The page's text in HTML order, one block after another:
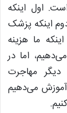
اول اینکه
دوم اینکه پزشک
ما هزینه
اما در
دیگر مهاجرت
آموزش می‌دهیم